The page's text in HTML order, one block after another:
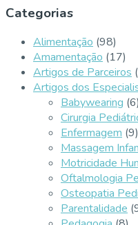
Categorias
Alimentação (98)
Amamentação (17)
Artigos de Parceiros
Artigos dos
Babywearing (6)
Cirurgia
Enfermagem (9)
Massagem
Motricidade
Oftalmologia
Osteopatia
Parentalidade